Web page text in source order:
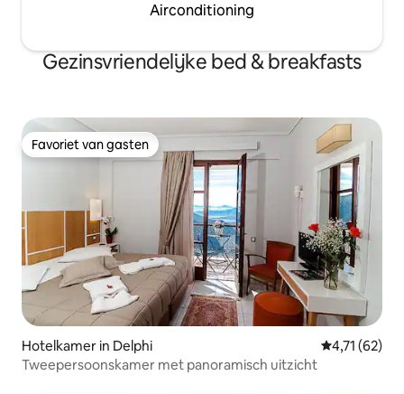
Airconditioning
Gezinsvriendelijke bed & breakfasts
Favoriet van gasten
Favoriet van gasten
Hotelkamer in Delphi Gemiddelde
4,71 (62)
Tweepersoonskamer met panoramisch uitzicht